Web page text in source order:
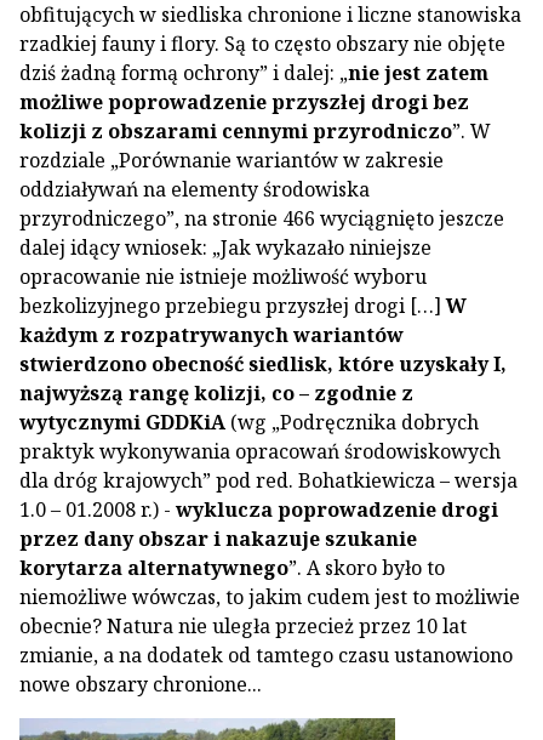
obfitujących w siedliska chronione i liczne stanowiska
rzadkiej fauny i flory. Są to często obszary nie objęte
dziś żadną formą ochrony” i dalej: „nie jest zatem
możliwe poprowadzenie przyszłej drogi bez
kolizji z obszarami cennymi przyrodniczo”. W
rozdziale „Porównanie wariantów w zakresie
oddziaływań na elementy środowiska
przyrodniczego”, na stronie 466 wyciągnięto jeszcze
dalej idący wniosek: „Jak wykazało niniejsze
opracowanie nie istnieje możliwość wyboru
bezkolizyjnego przebiegu przyszłej drogi […]W
każdym z rozpatrywanych wariantów
stwierdzono obecność siedlisk, które uzyskały I,
najwyższą rangę kolizji, co – zgodnie z
wytycznymi GDDKiA (wg „Podręcznika dobrych
praktyk wykonywania opracowań środowiskowych
dla dróg krajowych” pod red. Bohatkiewicza – wersja
1.0 – 01.2008 r.) - wyklucza poprowadzenie drogi
przez dany obszar i nakazuje szukanie
korytarza alternatywnego”. A skoro było to
niemożliwe wówczas, to jakim cudem jest to możliwie
obecnie? Natura nie uległa przecież przez 10 lat
zmianie, a na dodatek od tamtego czasu ustanowiono
nowe obszary chronione...